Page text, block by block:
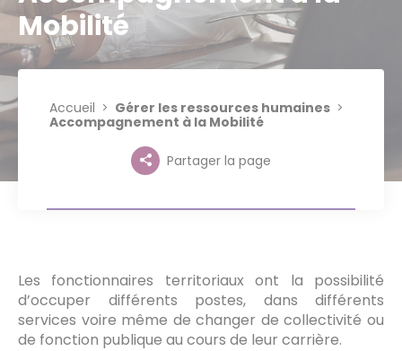
Mobilité
Accueil
Gérer les ressources humaines
Accompagnement à la Mobilité
Partager la page
Les fonctionnaires territoriaux ont la possibilité
d’occuper différents postes, dans différents
services voire même de changer de collectivité ou
de fonction publique au cours de leur carrière.